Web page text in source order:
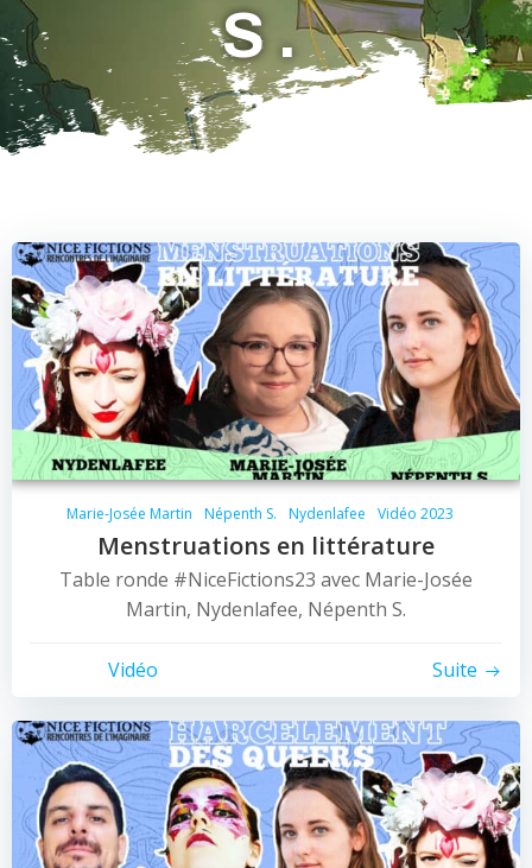
S.
Marie-Josée Martin Népenth S. Nydenlafee Vidéo 2023
Menstruations en littérature
Table ronde #NiceFictions23 avec Marie-Josée
Martin, Nydenlafee, Népenth S.
Vidéo Suite